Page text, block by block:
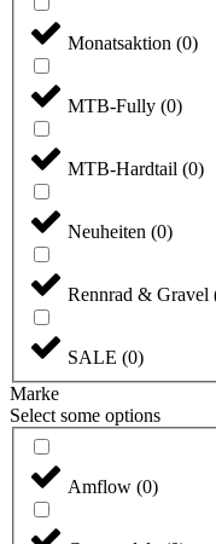
Monatsaktion (0)
MTB-Fully (0)
MTB-Hardtail (0)
Neuheiten (0)
Rennrad & Gravel
SALE (0)
Marke
Select some options
Amflow (0)